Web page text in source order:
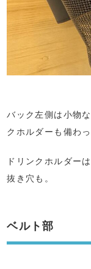
バック左側は小物
クホルダーも備わっ
ドリンクホルダー
抜き穴も。
ベルト部